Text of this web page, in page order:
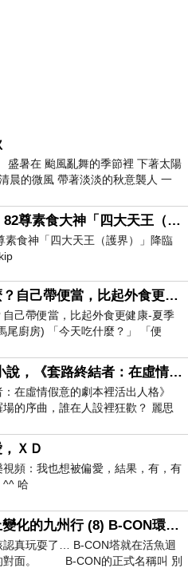
暑在 颱風亂舞的季節裡 下著太陽
晨的微風 帶著淡淡的秋意襲人 一
2026.7.10，第79、80、81、82尊素食大神「四大天王（護界）」降臨寶島台灣（6）
食神「四大天王（護界）」降臨
中午吃什麼？自己帶便當，比起外食更健康-夏季日常。(舞動馬尾廚房)
己帶便當，比起外食更健康-夏季
尾廚房) 「今天吃什麼？」 「便
飯？」 每天都在選擇
和AI 共創小說，《套路終結者：在虛情假意的劇本裡活出人格》
：在虛情假意的劇本裡活出人格》
的序曲，誰在人設裡狂歡？ 麗思
統套房內，燈光昏
ＸＤ
頻：我也想被偏愛，結果，有，有
^^ 哈
計畫趕不上變化的九州行 (8) B-CON環球塔
認真玩耍了… B-CON塔就在活魚迴
對面。 B-CON的正式名稱叫 別